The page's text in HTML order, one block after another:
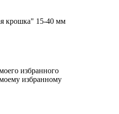
крошка" 15-40 мм
избранного
избранному